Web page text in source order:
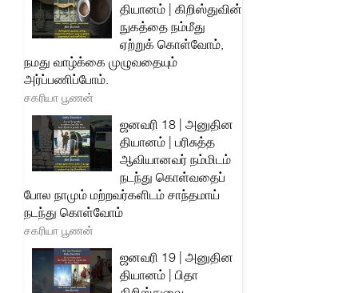
தியானம் | கிறிஸ்துவின்
நுகத்தை நம்மீது
ஏற்றுக் கொள்வோம்,
நமது வாழ்க்கை முழுவதையும்
அர்ப்பணிப்போம்.
சகரியா பூணன்
ஜனவரி 18 | அனுதின
தியானம் | பரிசுத்த
ஆவியானவர் நம்மிடம்
நடந்து கொள்வதைப்
போல நாமும் மற்றவர்களிடம் சாந்தமாய்
நடந்து கொள்வோம்
சகரியா பூணன்
ஜனவரி 19 | அனுதின
தியானம் | பிதா